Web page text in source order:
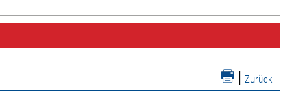
| Zurück